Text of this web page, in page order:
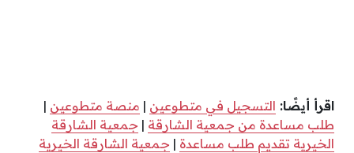
اقرأ أيضًا: التسجيل في متطوعين | منصة متطوعين |
طلب مساعدة من جمعية الشارقة | جمعية الشارقة
الخيرية تقديم طلب مساعدة | جمعية الشارقة الخيرية